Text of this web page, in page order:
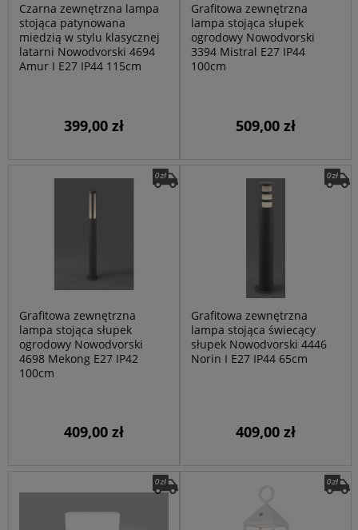
Czarna zewnętrzna lampa
stojąca patynowana
miedzią w stylu klasycznej
latarni Nowodvorski 4694
Amur I E27 IP44 115cm
399,00 zł
Grafitowa zewnętrzna
lampa stojąca słupek
ogrodowy Nowodvorski
3394 Mistral E27 IP44
100cm
509,00 zł
Grafitowa zewnętrzna
lampa stojąca słupek
ogrodowy Nowodvorski
4698 Mekong E27 IP42
100cm
409,00 zł
Grafitowa zewnętrzna
lampa stojąca świecący
słupek Nowodvorski 4446
Norin I E27 IP44 65cm
409,00 zł